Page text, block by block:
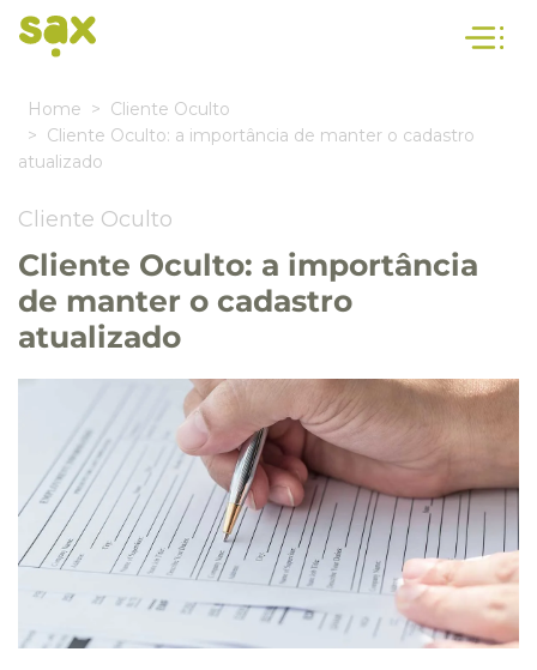
Home
Cliente Oculto
Cliente Oculto: a importância de manter o cadastro
atualizado
Cliente Oculto
Cliente Oculto: a importância
de manter o cadastro
atualizado